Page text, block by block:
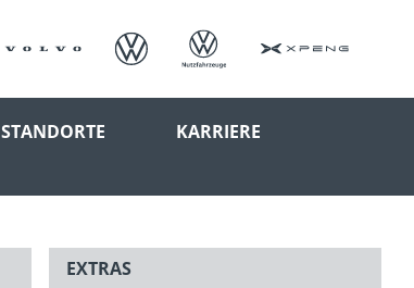
STANDORTE KARRIERE
EXTRAS